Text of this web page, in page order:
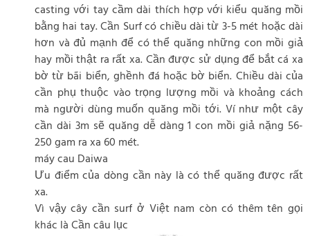
casting với tay cầm dài thích hợp với kiểu quăng mồi
bằng hai tay. Cần Surf có chiều dài từ 3-5 mét hoặc dài
hơn và đủ mạnh để có thể quăng những con mồi giả
hay mồi thật ra rất xa. Cần được sử dụng để bắt cá xa
bờ từ bãi biển, ghềnh đá hoặc bờ biển. Chiều dài của
cần phụ thuộc vào trọng lượng mồi và khoảng cách
mà người dùng muốn quăng mồi tới. Ví như một cây
cần dài 3m sẽ quăng dễ dàng 1 con mồi giả nặng 56-
250 gam ra xa 60 mét.
máy cau Daiwa
Ưu điểm của dòng cần này là có thể quăng được rất
xa.
Vì vậy cây cần surf ở Việt nam còn có thêm tên gọi
khác là Cần câu lục